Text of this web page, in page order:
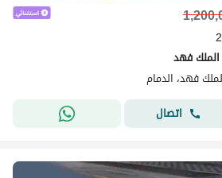
فهد
فهد، الدمام
اتصال